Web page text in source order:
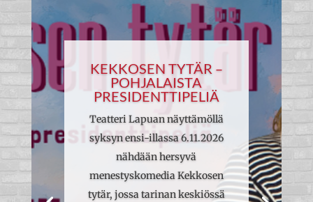
KEKKOSEN TYTÄR –
POHJALAISTA
PRESIDENTTIPELIÄ
Teatteri Lapuan näyttämöllä
syksyn ensi-illassa 6.11.2026
nähdään hersyvä
menestyskomedia Kekkosen
tytär, jossa tarinan keskiössä